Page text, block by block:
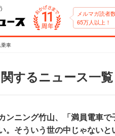
メルマガ読者
65万人以上！
車
するニュース一覧
ンニング竹山、「満員電車
。そういう世の中じゃないと